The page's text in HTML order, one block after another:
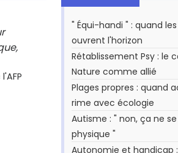
" Équi-handi " : quand
ouvrent l'horizon
Rétablissement Psy : le
Nature comme allié
Plages propres : quand
rime avec écologie
Autisme : " non, ça ne
physique "
Autonomie et handicap